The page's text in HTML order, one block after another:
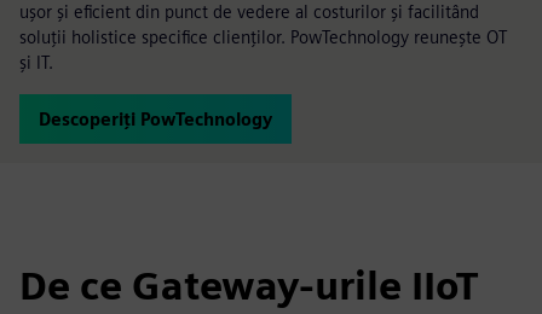
ușor și eficient din punct de vedere al costurilor și facilitând
soluții holistice specifice clienților. PowTechnology reunește OT
și IT.
Descoperiți PowTechnology
De ce Gateway-urile IIoT